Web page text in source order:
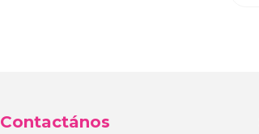
Contactános